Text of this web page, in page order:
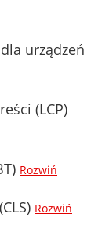
urządzeń
(LCP)
Rozwiń
Rozwiń